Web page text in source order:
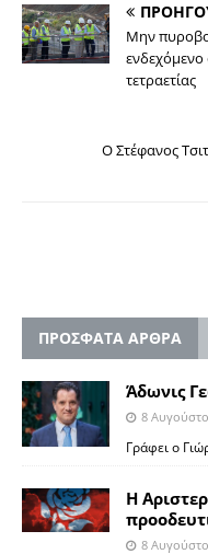
Μην
ενδεχόμενο
τετραετίας
Ο Στέφανος
ΠΡΟΣΦΑΤΑ ΑΡΘΡΑ
Άδωνις
8
Γράφει ο
Η
8